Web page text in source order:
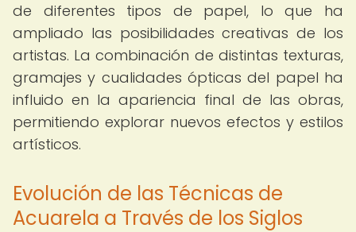
de diferentes tipos de papel, lo que ha
ampliado las posibilidades creativas de los
artistas. La combinación de distintas texturas,
gramajes y cualidades ópticas del papel ha
influido en la apariencia final de las obras,
permitiendo explorar nuevos efectos y estilos
artísticos.
Evolución de las Técnicas de
Acuarela a Través de los Siglos